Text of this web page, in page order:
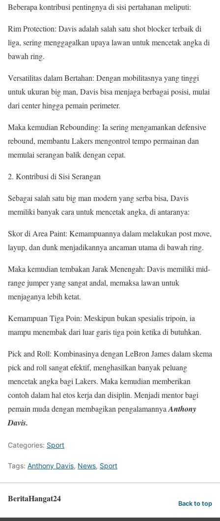
Beberapa kontribusi pentingnya di sisi pertahanan meliputi:
Rim Protection: Davis adalah salah satu shot blocker terbaik di
liga, sering menggagalkan upaya lawan untuk mencetak angka di
bawah ring.
Versatilitas dalam Bertahan: Dengan mobilitasnya yang tinggi
untuk ukuran big man, Davis bisa menjaga berbagai posisi, mulai
dari center hingga pemain perimeter.
Maka kemudian Rebounding: Ia sering mengamankan defensive
rebound, membantu Lakers mengontrol tempo permainan dan
memulai serangan balik dengan cepat.
Kontribusi di Sisi Serangan
Sebagai salah satu big man modern yang serba bisa, Davis
memiliki banyak cara untuk mencetak angka, di antaranya:
Skor di Area Paint: Kemampuannya dalam melakukan post move,
layup, dan dunk menjadikannya ancaman utama di bawah ring.
Maka kemudian tembakan Jarak Menengah: Davis memiliki mid-
range jumper yang sangat andal, memaksa lawan untuk
menjaganya lebih ketat.
Kemampuan Tiga Poin: Meskipun bukan spesialis tripoin, ia
mampu menembak dari luar garis tiga poin ketika di butuhkan.
Pick and Roll: Kombinasinya dengan LeBron James dalam skema
pick and roll sangat efektif, menghasilkan banyak peluang
mencetak angka bagi Lakers. Maka kemudian memberikan
contoh dalam hal etos kerja dan disiplin. Menjadi mentor bagi
pemain muda dengan membagikan pengalamannyaAnthony
Davis.
Categories: Sport
Tags: Anthony Davis, News, Sport
BeritaHangat24 Back to top